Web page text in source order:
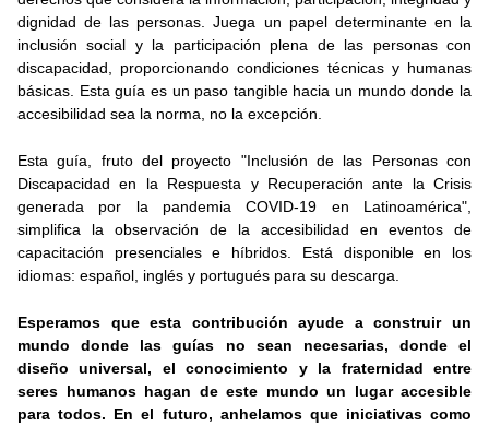
dignidad de las personas. Juega un papel determinante en la
inclusión social y la participación plena de las personas con
discapacidad, proporcionando condiciones técnicas y humanas
básicas. Esta guía es un paso tangible hacia un mundo donde la
accesibilidad sea la norma, no la excepción.
Esta guía, fruto del proyecto "Inclusión de las Personas con
Discapacidad en la Respuesta y Recuperación ante la Crisis
generada por la pandemia COVID-19 en Latinoamérica",
simplifica la observación de la accesibilidad en eventos de
capacitación presenciales e híbridos. Está disponible en los
idiomas: español, inglés y portugués para su descarga.
Esperamos que esta contribución ayude a construir un
mundo donde las guías no sean necesarias, donde el
diseño universal, el conocimiento y la fraternidad entre
seres humanos hagan de este mundo un lugar accesible
para todos. En el futuro, anhelamos que iniciativas como